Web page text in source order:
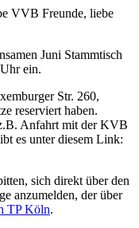
VVB Freunde, liebe
Juni Stammtisch
ein.
Str. 260,
reserviert haben.
Anfahrt mit der KVB
es unter diesem Link:
sich direkt über den
anzumelden, der über
TP Köln.